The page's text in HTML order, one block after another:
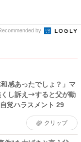
by
感あったでしょ？」マ
し訴え→すると父が動
覚ハラスメント 29
クリップ